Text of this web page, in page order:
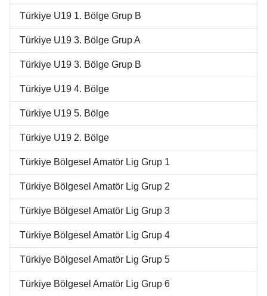
Türkiye U19 1. Bölge Grup B
Türkiye U19 3. Bölge Grup A
Türkiye U19 3. Bölge Grup B
Türkiye U19 4. Bölge
Türkiye U19 5. Bölge
Türkiye U19 2. Bölge
Türkiye Bölgesel Amatör Lig Grup 1
Türkiye Bölgesel Amatör Lig Grup 2
Türkiye Bölgesel Amatör Lig Grup 3
Türkiye Bölgesel Amatör Lig Grup 4
Türkiye Bölgesel Amatör Lig Grup 5
Türkiye Bölgesel Amatör Lig Grup 6